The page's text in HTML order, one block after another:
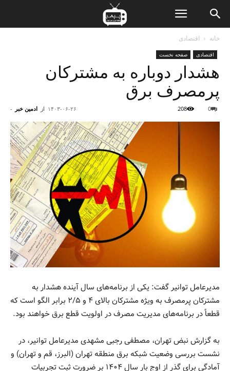
خانه اقتصادی
اقتصادی صفحه نخست
هشدار دوباره به مشترکان
پرمصرف برق
از ادمین خبر - ۱۴۰۳-۰۶-۲۶ 0
208
مدیرعامل توانیر گفت: یکی از برنامه‌های سال آینده هشدار به
مشترکان پرمصرف به ویژه مشترکان بالای ۴ و ۲/۵ برابر الگو است که
قطعاً در برنامه‌های مدیریت مصرف در اولویت قطع برق خواهند بود.
به گزارش نبض تهران، مصطفی رجبی مشهدی مديرعامل توانیر، در
نشست بررسی وضعیت شبکه برق منطقه تهران (البرز، قم و تهران) و
آمادگی برای گذر از اوج بار سال ۱۴۰۴ بر ضرورت ثبت تجربیات